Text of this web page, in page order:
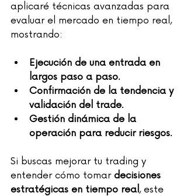
aplicaré técnicas avanzadas para
evaluar el mercado en tiempo real,
mostrando:
Ejecución de una entrada en
largos paso a paso.
Confirmación de la tendencia y
validación del trade.
Gestión dinámica de la
operación para reducir riesgos.
Si buscas mejorar tu trading y
entender cómo tomar decisiones
estratégicas en tiempo real, este